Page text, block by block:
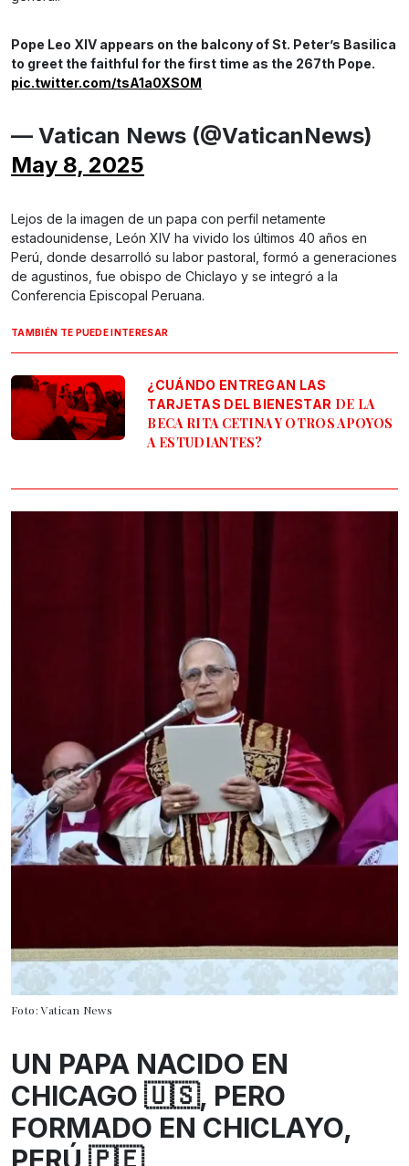
Pope Leo XIV appears on the balcony of St. Peter’s Basilica
to greet the faithful for the first time as the 267th Pope.
pic.twitter.com/tsA1a0XSOM
— Vatican News (@VaticanNews)
May 8, 2025
Lejos de la imagen de un papa con perfil netamente
estadounidense, León XIV ha vivido los últimos 40 años en
Perú, donde desarrolló su labor pastoral, formó a generaciones
de agustinos, fue obispo de Chiclayo y se integró a la
Conferencia Episcopal Peruana.
TAMBIÉN TE PUEDE INTERESAR
¿CUÁNDO ENTREGAN LAS
TARJETAS DEL BIENESTAR DE LA
BECA RITA CETINA Y OTROS APOYOS
A ESTUDIANTES?
Foto: Vatican News
UN PAPA NACIDO EN
CHICAGO 🇺🇸, PERO
FORMADO EN CHICLAYO,